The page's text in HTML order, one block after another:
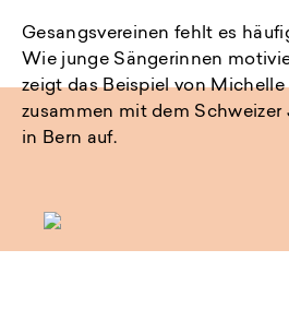
Gesangsvereinen fehlt es
Wie junge Sängerinnen
zeigt das Beispiel von
zusammen mit dem Schweizer
in Bern auf.